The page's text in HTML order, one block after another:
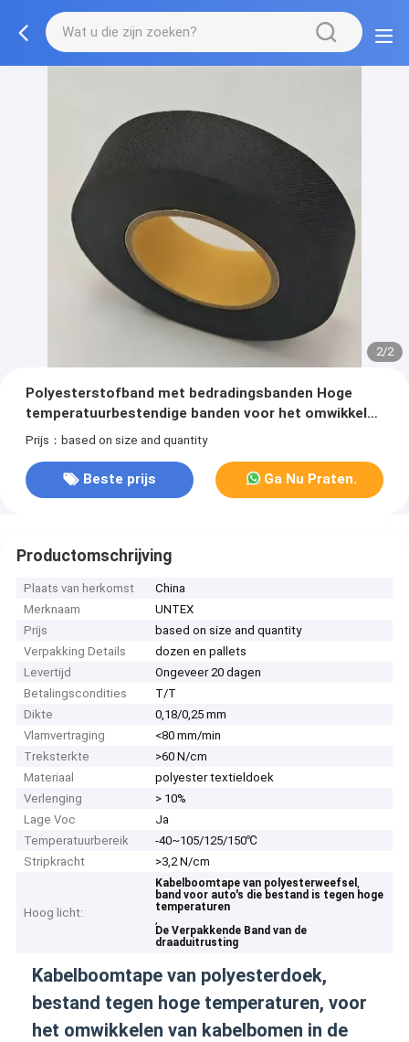
2/2
Polyesterstofband met bedradingsbanden Hoge
temperatuurbestendige banden voor het omwikkelen
en beschermen van kabels
Prijs：based on size and quantity
Beste prijs Ga Nu Praten.
Productomschrijving
Plaats van herkomst
China
Merknaam
UNTEX
Prijs
based on size and quantity
Verpakking Details
dozen en pallets
Levertijd
Ongeveer 20 dagen
Betalingscondities
T/T
Dikte
0,18/0,25 mm
Vlamvertraging
<80 mm/min
Treksterkte
>60 N/cm
Materiaal
polyester textieldoek
Verlenging
> 10%
Lage Voc
Ja
Temperatuurbereik
-40~105/125/150℃
Stripkracht
>3,2 N/cm
Hoog licht:
Kabelboomtape van polyesterweefsel,
band voor auto's die bestand is tegen hoge
temperaturen
,
De Verpakkende Band van de
draaduitrusting
Kabelboomtape van polyesterdoek,
bestand tegen hoge temperaturen, voor
het omwikkelen van kabelbomen in de